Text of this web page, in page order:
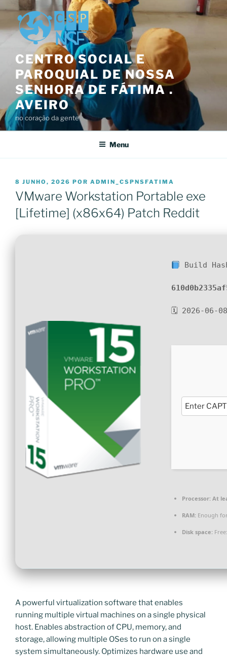
Saltar
o
conteúdo
CENTRO SOCIAL E
PAROQUIAL DE NOSSA
SENHORA DE FÁTIMA .
AVEIRO
no coração da gente
Menu
PUBLICADO
EM
8 JUNHO, 2026 POR ADMIN_CSPNSFATIMA
VMware Workstation Portable exe
[Lifetime] (x86x64) Patch Reddit
Build
🗓 2026-06-08
Processor: At
RAM: Enough
Disk space:
A powerful virtualization software that enables
running multiple virtual machines on a single physical
host. Enables abstraction of CPU, memory, and
storage, allowing multiple OSes to run on a single
system simultaneously. Optimizes hardware use and